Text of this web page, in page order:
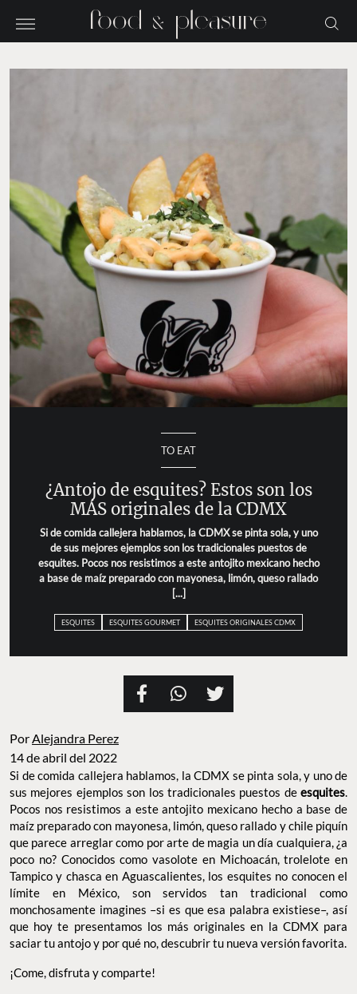
TO EAT
¿Antojo de esquites? Estos son los
MÁS originales de la CDMX
Si de comida callejera hablamos, la CDMX se pinta sola, y uno
de sus mejores ejemplos son los tradicionales puestos de
esquites. Pocos nos resistimos a este antojito mexicano hecho
a base de maíz preparado con mayonesa, limón, queso rallado
[...]
ESQUITES ESQUITES GOURMET ESQUITES ORIGINALES CDMX
PorAlejandra Perez
14 de abril del 2022
Si de comida callejera hablamos, la CDMX se pinta sola, y uno de
sus mejores ejemplos son los tradicionales puestos de esquites.
Pocos nos resistimos a este antojito mexicano hecho a base de
maíz preparado con mayonesa, limón, queso rallado y chile piquín
que parece arreglar como por arte de magia un día cualquiera, ¿a
poco no? Conocidos como vasolote en Michoacán, trolelote en
Tampico y chasca en Aguascalientes, los esquites no conocen el
límite en México, son servidos tan tradicional como
monchosamente imagines –si es que esa palabra existiese–, así
que hoy te presentamos los más originales en la CDMX para
saciar tu antojo y por qué no, descubrir tu nueva versión favorita.
¡Come, disfruta y comparte!